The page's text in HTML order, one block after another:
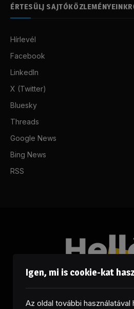
ÉRTESÜLJ
Hírlevél
Facebook
LinkedIn
X (Twitter)
Bluesky
Threads
Google News
Bing News
RSS
Igen, mi is cookie-kat
Az oldal további használatával